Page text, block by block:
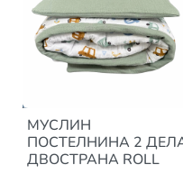
МУСЛИН
ПОСТЕЛНИНА 2
ДВОСТРАНА ROLL